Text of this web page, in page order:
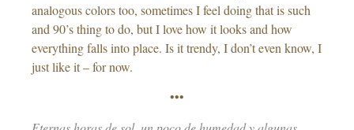
analogous colors too, sometimes I feel doing that is such
and 90’s thing to do, but I love how it looks and how
everything falls into place. Is it trendy, I don’t even know, I
just like it – for now.
•••